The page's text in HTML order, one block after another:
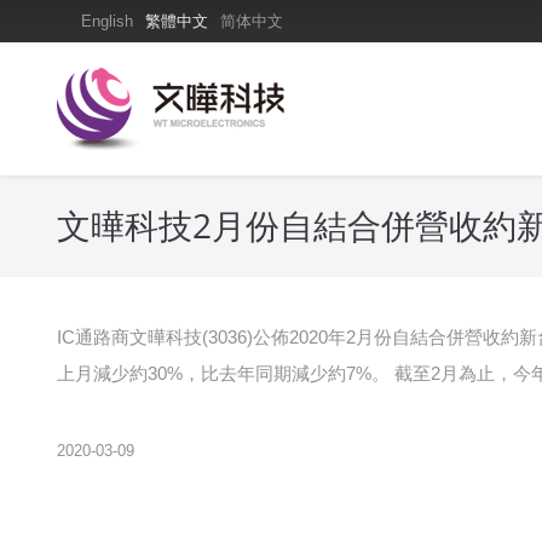
English 繁體中文 简体中文
文曄科技2月份自結合併營收約
IC通路商文曄科技(3036)公佈2020年2月份自結合併營收約
上月減少約30%，比去年同期減少約7%。 截至2月為止，
2020-03-09